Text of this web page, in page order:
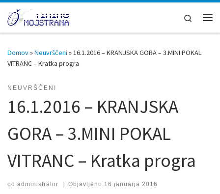
Skoči na vsebino
Search
Domov»Neuvrščeni »16.1.2016 – KRANJSKA GORA – 3.MINI POKAL
VITRANC – Kratka progra
NEUVRŠČENI
16.1.2016 – KRANJSKA
GORA – 3.MINI POKAL
VITRANC – Kratka progra
od administrator | Objavljeno 16 januarja 2016